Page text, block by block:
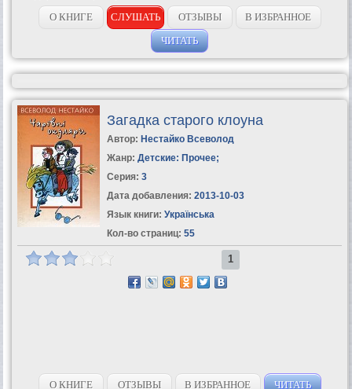
О КНИГЕ
СЛУШАТЬ ОТЗЫВЫ
В ИЗБРАННОЕ
ЧИТАТЬ
Загадка старого клоуна
Автор: Нестайко Всеволод
Жанр: Детские: Прочее;
Серия: 3
Дата добавления: 2013-10-03
Язык книги: Українська
Кол-во страниц: 55
1
О КНИГЕ ОТЗЫВЫ В ИЗБРАННОЕ ЧИТАТЬ